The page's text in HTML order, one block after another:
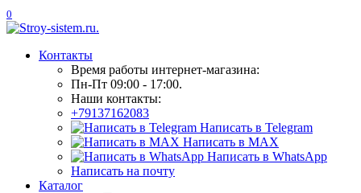
0
Контакты
Время работы интернет-магазина:
Пн-Пт 09:00 - 17:00.
Наши контакты:
+79137162083
Написать в Telegram
Написать в MAX
Написать в WhatsApp
Написать на почту
Каталог